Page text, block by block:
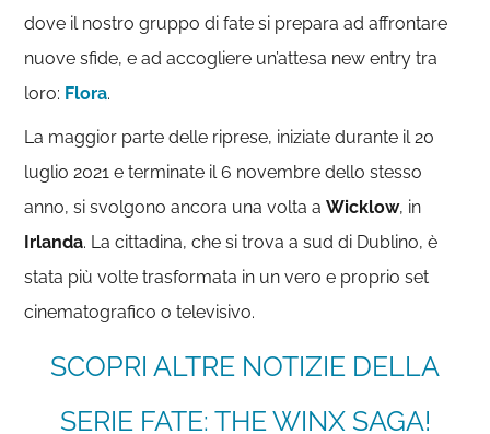
dove il nostro gruppo di fate si prepara ad affrontare
nuove sfide, e ad accogliere un’attesa new entry tra
loro: Flora.
La maggior parte delle riprese, iniziate durante il 20
luglio 2021 e terminate il 6 novembre dello stesso
anno, si svolgono ancora una volta aWicklow, in
Irlanda. La cittadina, che si trova a sud di Dublino, è
stata più volte trasformata in un vero e proprio set
cinematografico o televisivo.
SCOPRI ALTRE NOTIZIE DELLA
SERIE FATE: THE WINX SAGA!